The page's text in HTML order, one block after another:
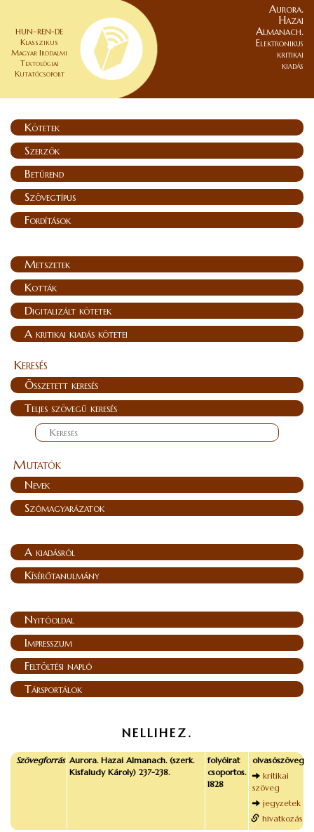
HUN–REN-DE
Klasszikus
Magyar Irodalmi
Textológiai
Kutatócsoport
Aurora.
Hazai
Almanach.
Elektronikus
kritikai
kiadás
Kötetek
Szerzők
Betűrend
Szövegtípus
Fordítások
Metszetek
Kották
Digitalizált kötetek
A kritikai kiadás kötetei
Keresés
Összetett keresés
Teljes szövegű keresés
Mutatók
Nevek
Szómagyarázatok
A kiadásról
Kísérőtanulmány
Nyitóoldal
Impresszum
Feltöltési napló
Társportálok
NELLIHEZ.
Szövegforrás Aurora. Hazai Almanach. (szerk.
Kisfaludy Károly) 237-238.
folyóirat
csoportos.
1828
olvasószöveg
kritikai
szöveg
jegyzetek
hivatkozás